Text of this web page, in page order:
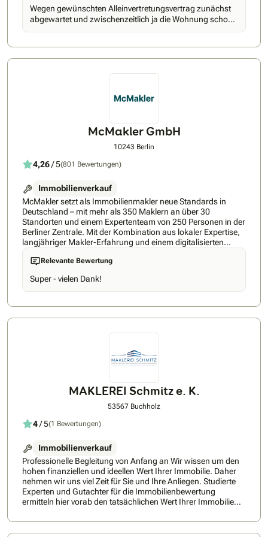
Schritt für Sie ist. Wir wissen, wie wichtig es ist, den richtigen
Partner an seiner Seite zu haben, wenn es um so bedeutende
Entscheidungen wie den Verkauf einer Immobilie geht.
Vertrauen Sie auf unsere Expertise und unser Netzwerk, um
erleichtern, sondern revolutionieren. Unser Anspruch ist es,
garantieren – durch Effizienz, Transparenz und
v=8tkjuJyaBQs • https://www.youtube.com/watch?
Wegen gewünschten Alleinvertretungsvertrag zunächst
abgewartet und zwischenzeitlich ja die Wohnung schon
anderweitig verkauft
McMakler GmbH
10243 Berlin
4,26/ 5(801 Bewertungen)
Immobilienverkauf
McMakler setzt als Immobilienmakler neue Standards in
Deutschland – mit mehr als 350 Maklern an über 30
Standorten und einem Expertenteam von 250 Personen in der
Berliner Zentrale. Mit der Kombination aus lokaler Expertise,
langjähriger Makler-Erfahrung und einem digitalisierten
Verkaufsprozess, machen wir Immobilientransaktionen
einfacher, bequemer und transparenter. Dabei bieten wir
umfassenden Service in allen Bereichen, von der
Immobiliensuche und -finanzierung bis zur Energieberatung.
Relevante Bewertung
Super - vielen Dank!
MAKLEREI Schmitz e. K.
53567 Buchholz
4/ 5(1 Bewertungen)
Immobilienverkauf
Professionelle Begleitung von Anfang an Wir wissen um den
hohen finanziellen und ideellen Wert Ihrer Immobilie. Daher
nehmen wir uns viel Zeit für Sie und Ihre Anliegen. Studierte
Experten und Gutachter für die Immobilienbewertung
ermitteln hier vorab den tatsächlichen Wert Ihrer Immobilie
langjährige erfolgreiche Zusammenarbeit mit
Immobilieneigentümern kennen wir Ihre Ansprüche und